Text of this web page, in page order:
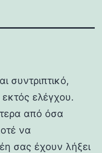
συντριπτικό,
εκτός ελέγχου.
από όσα
να
σας έχουν λήξει